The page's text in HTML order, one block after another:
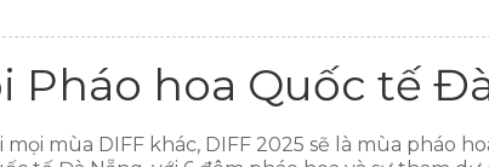
Pháo hoa Quốc tế
mọi mùa DIFF khác, DIFF 2025 sẽ là mùa pháo